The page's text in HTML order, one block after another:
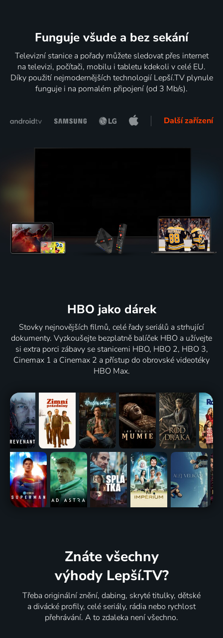
Funguje všude a bez sekání
Televizní stanice a pořady můžete sledovat přes internet
na televizi, počítači, mobilu i tabletu kdekoli v celé EU.
Díky použití nejmodernějších technologií Lepší.TV plynule
funguje i na pomalém připojení (od 3 Mb/s).
Další zařízení
HBO jako dárek
Stovky nejnovějších filmů, celé řady seriálů a strhující
dokumenty. Vyzkoušejte bezplatně balíček HBO a užívejte
si extra porci zábavy se stanicemi HBO, HBO 2, HBO 3,
Cinemax 1 a Cinemax 2 a přístup do obrovské videotéky
HBO Max.
Znáte všechny
výhody Lepší.TV?
Třeba originální znění, dabing, skryté titulky, dětské
a divácké profily, celé seriály, rádia nebo rychlost
přehrávání. A to zdaleka není všechno.